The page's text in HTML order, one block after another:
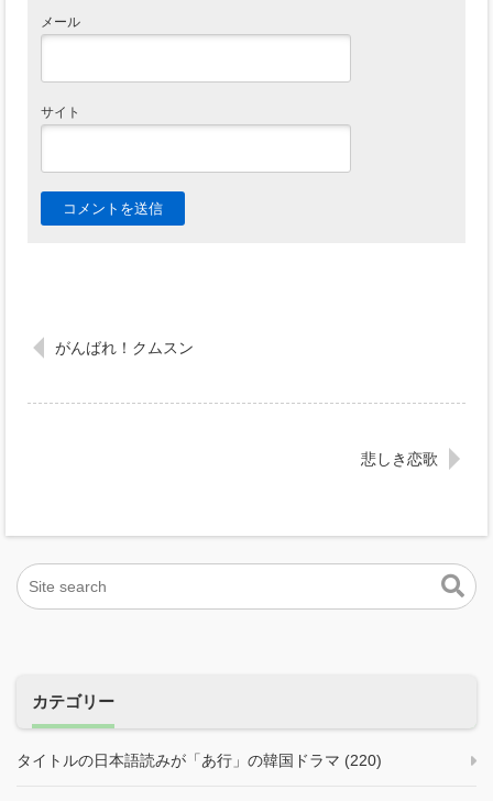
メール
サイト
がんばれ！クムスン
悲しき恋歌
カテゴリー
タイトルの日本語読みが「あ行」の韓国ドラマ (220)